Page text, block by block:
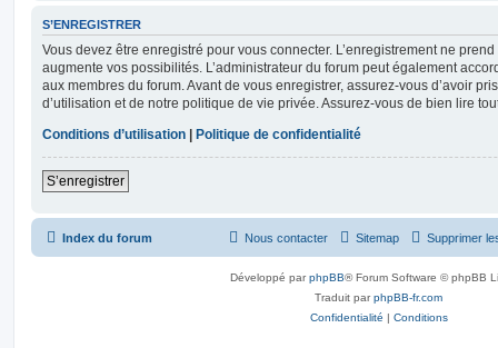
S’ENREGISTRER
Vous devez être enregistré pour vous connecter. L’enregistrement ne
augmente vos possibilités. L’administrateur du forum peut également
aux membres du forum. Avant de vous enregistrer, assurez-vous d’avoir
d’utilisation et de notre politique de vie privée. Assurez-vous de bien lire
Conditions d’utilisation
Politique de confidentialité
S’enregistrer
Index du forum Supprimer
Sitemap
Nous contacter
Développé parphpBB® Forum Software © phpBB
Traduit parphpBB-fr.com
Confidentialité | Conditions